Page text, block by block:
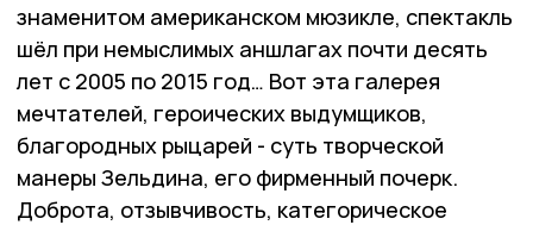
знаменитом американском мюзикле, спектакль
шёл при немыслимых аншлагах почти десять
лет с 2005 по 2015 год… Вот эта галерея
мечтателей, героических выдумщиков,
благородных рыцарей - суть творческой
манеры Зельдина, его фирменный почерк.
Доброта, отзывчивость, категорическое